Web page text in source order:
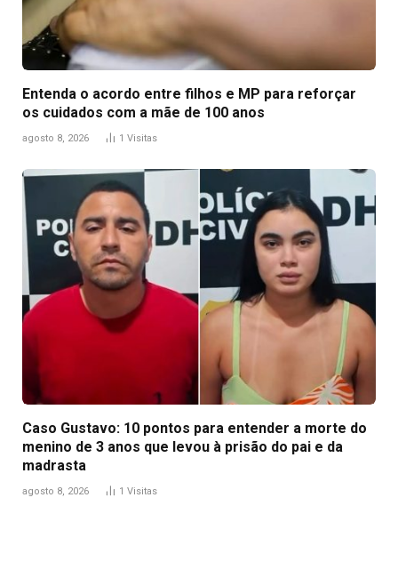
Entenda o acordo entre filhos e MP para reforçar
os cuidados com a mãe de 100 anos
agosto 8, 2026 1 Visitas
Caso Gustavo: 10 pontos para entender a morte do
menino de 3 anos que levou à prisão do pai e da
madrasta
agosto 8, 2026 1 Visitas